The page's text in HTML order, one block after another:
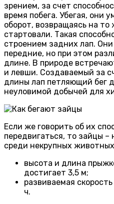
зрением, за счет
время побега. Убегая, они
оборот, возвращаясь на то
стартовали. Такая
строением задних лап.
передние, но при этом
длине. В природе
и левши. Создаваемый за
длины лап петляющий бег
неуловимой добычей для
Если же говорить об их
передвигаться, то зайцы
среди некрупных
высота и длина
достигает 3,5 м;
развиваемая
ч.